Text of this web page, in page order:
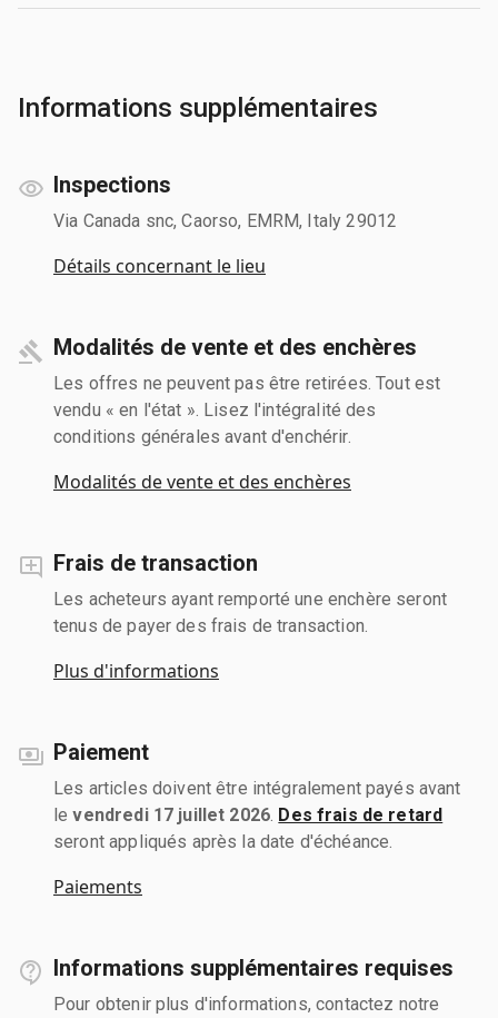
Informations supplémentaires
Inspections
Via Canada snc, Caorso, EMRM, Italy 29012
Détails concernant le lieu
Modalités de vente et des enchères
Les offres ne peuvent pas être retirées. Tout est
vendu « en l'état ». Lisez l'intégralité des
conditions générales avant d'enchérir.
Modalités de vente et des enchères
Frais de transaction
Les acheteurs ayant remporté une enchère seront
tenus de payer des frais de transaction.
Plus d'informations
Paiement
Les articles doivent être intégralement payés avant
levendredi 17 juillet 2026 Des frais de retard
seront appliqués après la date d'échéance.
Paiements
Informations supplémentaires requises
Pour obtenir plus d'informations, contactez notre